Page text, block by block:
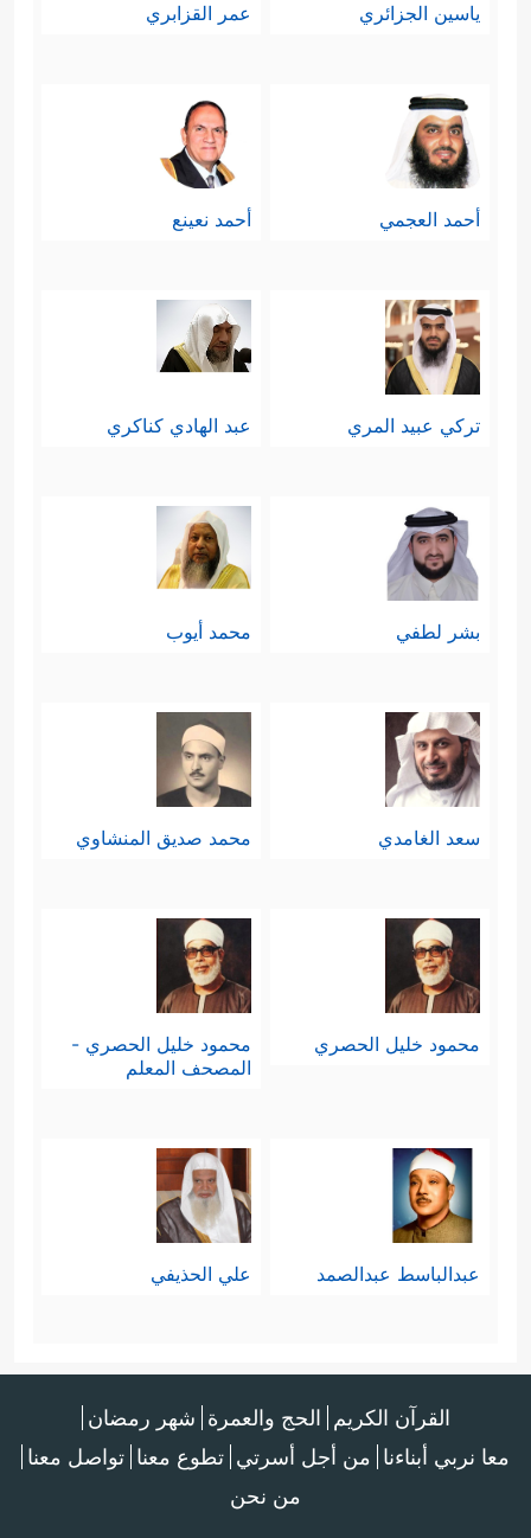
ياسين الجزائري عمر القزابري
أحمد العجمي أحمد نعينع
تركي عبيد المري عبد الهادي كناكري
بشر لطفي محمد أيوب
سعد الغامدي محمد صديق المنشاوي
محمود خليل الحصري
محمود خليل الحصري -
المصحف المعلم
عبدالباسط عبدالصمد علي الحذيفي
القرآن الكريم الحج والعمرة شهر رمضان
معا نربي أبناءنا من أجل أسرتي تطوع معنا تواصل معنا
من نحن